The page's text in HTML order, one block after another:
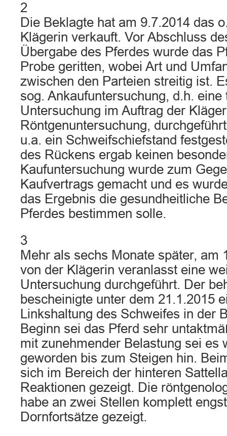
2
Die Beklagte hat am 9.7.2014 das
Klägerin verkauft. Vor Abschluss
Übergabe des Pferdes wurde das
Probe geritten, wobei Art und
zwischen den Parteien streitig ist.
sog. Ankaufuntersuchung, d.h.
Untersuchung im Auftrag der
Röntgenuntersuchung,
u.a. ein Schweifschiefstand
des Rückens ergab keinen
Kaufuntersuchung wurde zum
Kaufvertrags gemacht und es
das Ergebnis die gesundheitliche
Pferdes bestimmen solle.
3
Mehr als sechs Monate später, am
von der Klägerin veranlasst eine
Untersuchung durchgeführt. Der
bescheinigte unter dem 21.1.2015
Linkshaltung des Schweifes in der
Beginn sei das Pferd sehr
mit zunehmender Belastung sei es
geworden bis zum Steigen hin.
sich im Bereich der hinteren
Reaktionen gezeigt. Die
habe an zwei Stellen komplett
Dornfortsätze gezeigt.